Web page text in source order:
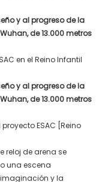
en el Reino Infantil
ESAC [Reino
reloj de arena se
una escena
y la